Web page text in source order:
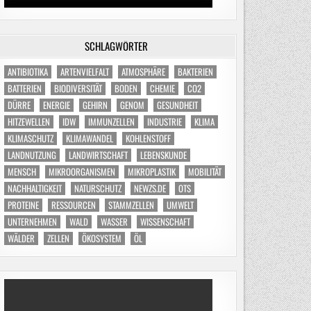
SCHLAGWÖRTER
ANTIBIOTIKA ARTENVIELFALT ATMOSPHÄRE
BAKTERIEN
BATTERIEN
BIODIVERSITÄT BODEN CHEMIE
CO2
DÜRRE
ENERGIE GEHIRN GENOM
GESUNDHEIT
HITZEWELLEN
IDW IMMUNZELLEN INDUSTRIE
KLIMA
KLIMASCHUTZ
KLIMAWANDEL
KOHLENSTOFF
LANDNUTZUNG
LANDWIRTSCHAFT
LEBENSKUNDE
MENSCH
MIKROORGANISMEN MIKROPLASTIK
MOBILITÄT
NACHHALTIGKEIT
NATURSCHUTZ NEWZS.DE
OTS
PROTEINE
RESSOURCEN STAMMZELLEN
UMWELT
UNTERNEHMEN
WALD WASSER
WISSENSCHAFT
WÄLDER
ZELLEN ÖKOSYSTEM ÖL